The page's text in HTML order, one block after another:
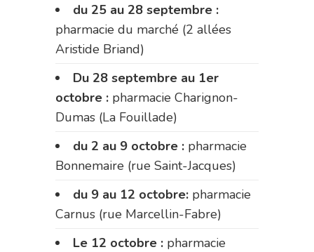
du 25 au 28 septembre :
pharmacie du marché (2 allées
Aristide Briand)
Du 28 septembre au 1er
octobre : pharmacie Charignon-
Dumas (La Fouillade)
du 2 au 9 octobre : pharmacie
Bonnemaire (rue Saint-Jacques)
du 9 au 12 octobre: pharmacie
Carnus (rue Marcellin-Fabre)
Le 12 octobre : pharmacie